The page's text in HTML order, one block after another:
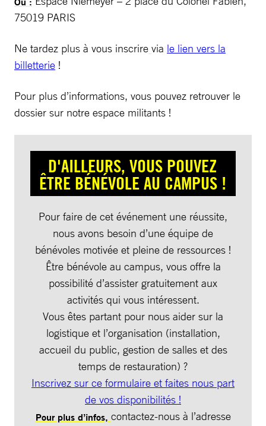
75019 PARIS
Ne tardez plus à vous inscrire via le lien vers la
billetterie !
Pour plus d’informations, vous pouvez retrouver le
dossier sur notre espace militants !
D'AILLEURS, VOUS POUVEZ
ÊTRE BÉNÉVOLE AU CAMPUS !
Pour faire de cet événement une réussite,
nous avons besoin d’une équipe de
bénévoles motivée et pleine de ressources !
Être bénévole au campus, vous offre la
possibilité d’assister gratuitement aux
activités qui vous intéressent.
Vous êtes partant pour nous aider sur la
logistique et l’organisation (installation,
accueil du public, gestion de salles et des
temps de restauration) ?
Inscrivez sur ce formulaire et faites nous part
de vos disponibilités !
Pour plus d’infos, contactez-nous à l’adresse